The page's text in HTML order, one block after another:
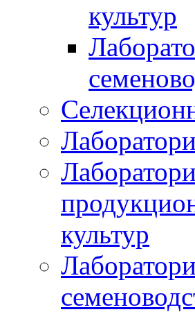
культур
культур